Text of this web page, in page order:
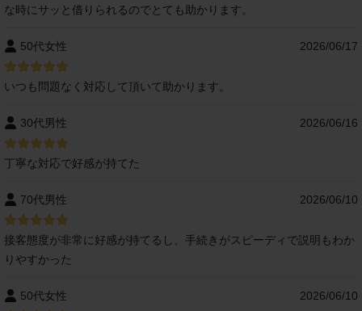
な時にサッと借りられるのでとても助かります。
50代女性 2026/06/17
いつも問題なく対応して頂いて助かります。
30代男性 2026/06/16
丁寧な対応で好感が持てた
70代男性 2026/06/10
接客態度が非常に好感が持てるし、手続きがスピーディで説明もわか
りやすかった
50代女性 2026/06/10